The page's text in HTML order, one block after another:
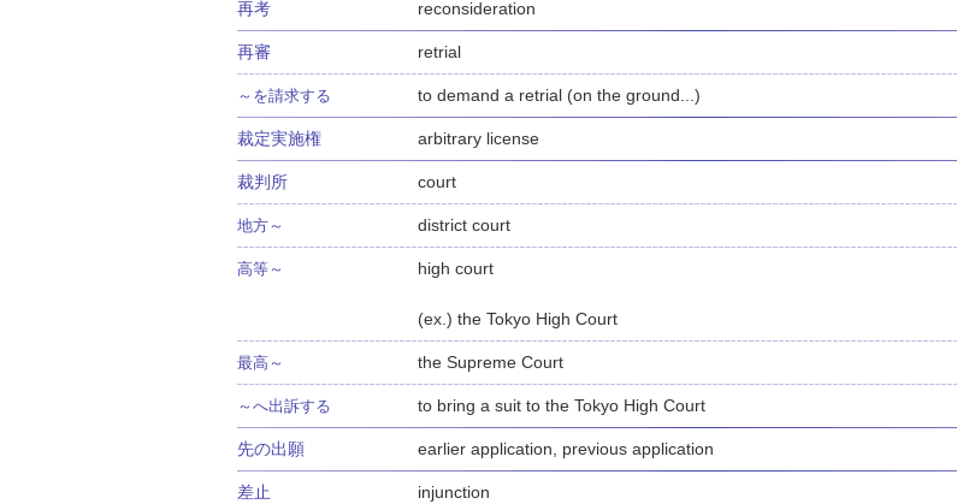
再考 reconsideration
再審 retrial
～を請求する to demand a retrial (on the ground...)
裁定実施権 arbitrary license
裁判所 court
地方～ district court
高等～ high court
(ex.) the Tokyo High Court
最高～ the Supreme Court
～へ出訴する to bring a suit to the Tokyo High Court
先の出願 earlier application, previous application
差止 injunction